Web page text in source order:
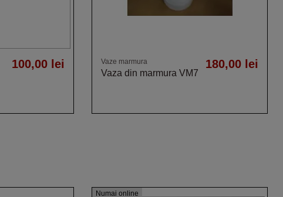
100,00 lei Vaze marmura
Vaza din marmura VM7
180,00 lei
Numai online